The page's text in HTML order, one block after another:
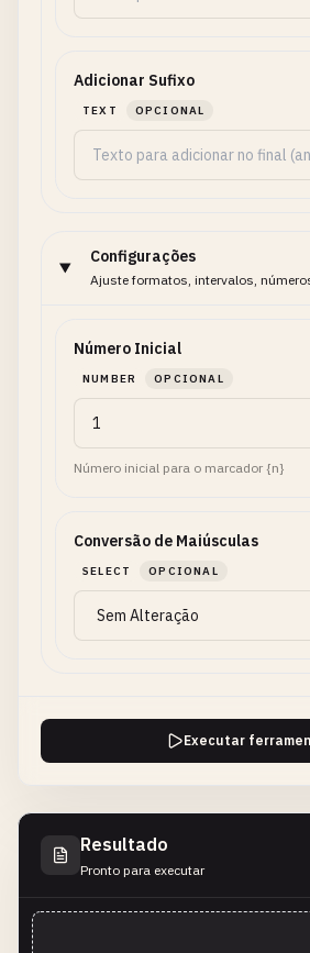
Adicionar Sufixo
TEXT OPCIONAL
Configurações
Ajuste formatos, intervalos,
Número Inicial
NUMBER OPCIONAL
Número inicial para o marcador {n}
Conversão de Maiúsculas
SELECT OPCIONAL
Executar
Resultado
Pronto para executar